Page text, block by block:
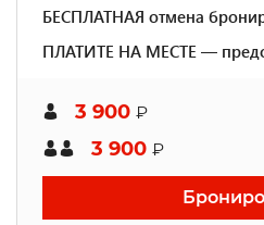
БЕСПЛАТНАЯ отмена
ПЛАТИТЕ НА МЕСТЕ —
3 900 ₽
3 900 ₽